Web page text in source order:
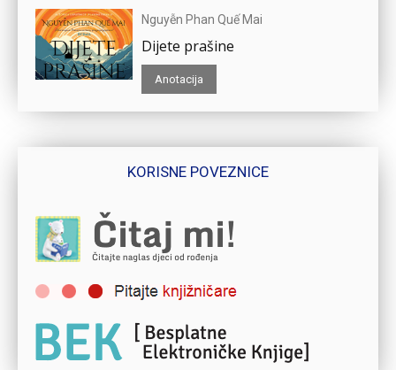
Nguyễn Phan Quế Mai
Dijete prašine
Anotacija
KORISNE POVEZNICE